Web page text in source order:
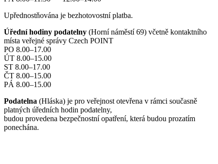
Upřednostňována je bezhotovostní platba.
Úřední hodiny podatelny (Horní náměstí 69) včetně kontaktního
místa veřejné správy Czech POINT
PO 8.00–17.00
ÚT 8.00–15.00
ST 8.00–17.00
ČT 8.00–15.00
PÁ 8.00–15.00
Podatelna (Hláska) je pro veřejnost otevřena v rámci současně
platných úředních hodin podatelny,
budou provedena bezpečnostní opatření, která budou prozatím
ponechána.